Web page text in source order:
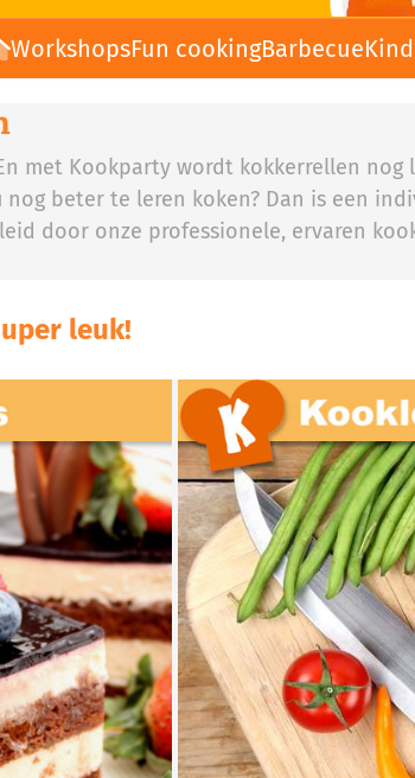
WorkshopsFun cookingBarbecue
met Kookparty wordt kokkerrellen
nog beter te leren koken? Dan is een
door onze professionele, ervaren
leuk!